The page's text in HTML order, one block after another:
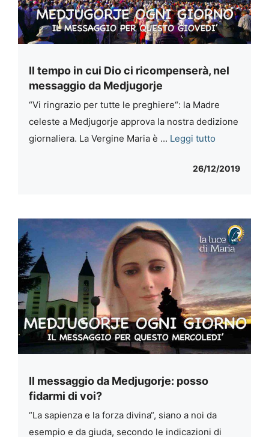
Il tempo in cui Dio ci ricompenserà, nel
messaggio da Medjugorje
“Vi ringrazio per tutte le preghiere“: la Madre
celeste a Medjugorje approva la nostra dedizione
giornaliera. La Vergine Maria è ... Leggi tutto
26/12/2019
Il messaggio da Medjugorje: posso
fidarmi di voi?
“La sapienza e la forza divina“, siano a noi da
esempio e da giuda, secondo le indicazioni di